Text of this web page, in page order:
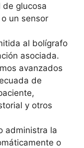
de glucosa
un sensor
al bolígrafo
asociada.
avanzados
de
y otros
administra la
o